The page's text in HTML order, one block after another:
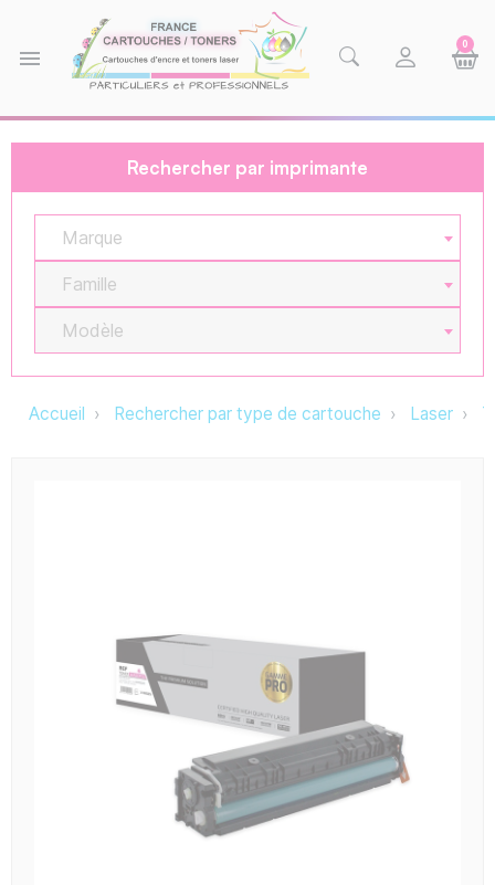
menu
0
Rechercher par imprimante
Marque
Famille
Modèle
Accueil Rechercher par type de cartouche Laser